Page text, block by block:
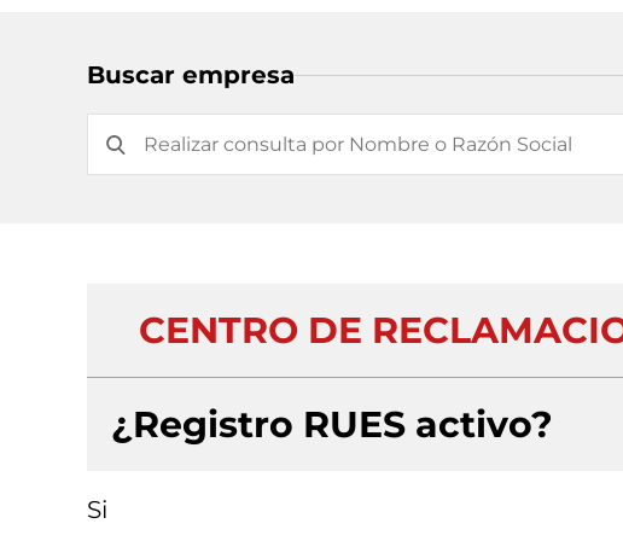
Buscar empresa
CENTRO DE
¿Registro RUES activo?
Si